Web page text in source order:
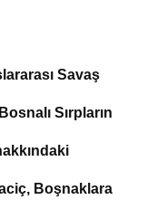
Savaş
Sırpların
Boşnaklara